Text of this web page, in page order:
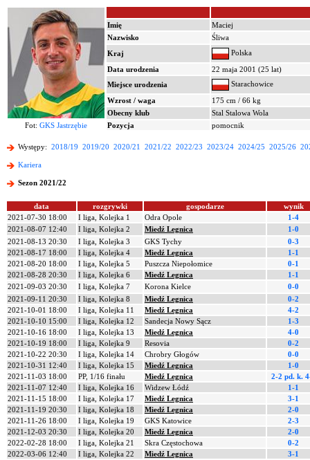
Imię
Maciej
Nazwisko
Śliwa
Kraj
Polska
Data urodzenia
22 maja 2001 (25 lat)
Miejsce urodzenia
Starachowice
Wzrost / waga
175 cm / 66 kg
Obecny klub
Stal Stalowa Wola
Fot: GKS Jastrzębie Pozycja pomocnik
Występy: 2018/19 2019/20 2020/21 2021/22 2022/23 2023/24 2024/25 2025/26
Kariera
Sezon 2021/22
data rozgrywki gospodarze
wynik
2021-07-30 18:00
I liga, Kolejka 1 Odra Opole
1-4
2021-08-07 12:40
I liga, Kolejka 2 Miedź Legnica
1-0
2021-08-13 20:30
I liga, Kolejka 3 GKS Tychy
0-3
2021-08-17 18:00
I liga, Kolejka 4 Miedź Legnica
1-1
2021-08-20 18:00
I liga, Kolejka 5 Puszcza Niepołomice
0-1
2021-08-28 20:30
I liga, Kolejka 6 Miedź Legnica
1-1
2021-09-03 20:30
I liga, Kolejka 7 Korona Kielce
0-0
2021-09-11 20:30
I liga, Kolejka 8 Miedź Legnica
0-2
2021-10-01 18:00
I liga, Kolejka 11 Miedź Legnica
4-2
2021-10-10 15:00
I liga, Kolejka 12 Sandecja Nowy Sącz
1-3
2021-10-16 18:00
I liga, Kolejka 13 Miedź Legnica
4-0
2021-10-19 18:00
I liga, Kolejka 9 Resovia
0-2
2021-10-22 20:30
I liga, Kolejka 14 Chrobry Głogów
0-0
2021-10-31 12:40
I liga, Kolejka 15 Miedź Legnica
1-0
2021-11-03 18:00
PP, 1/16 finału Miedź Legnica 2-2 pd. k.
2021-11-07 12:40
I liga, Kolejka 16 Widzew Łódź
1-1
2021-11-15 18:00
I liga, Kolejka 17 Miedź Legnica
3-1
2021-11-19 20:30
I liga, Kolejka 18 Miedź Legnica
2-0
2021-11-26 18:00
I liga, Kolejka 19 GKS Katowice
2-3
2021-12-03 20:30
I liga, Kolejka 20 Miedź Legnica
2-0
2022-02-28 18:00
I liga, Kolejka 21 Skra Częstochowa
0-2
2022-03-06 12:40
I liga, Kolejka 22 Miedź Legnica
3-1